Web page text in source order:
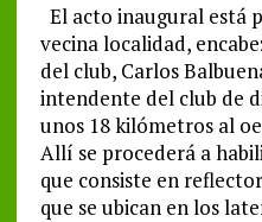
El acto inaugural está
vecina localidad,
del club, Carlos
intendente del club de
unos 18 kilómetros al
Allí se procederá a
que consiste en
que se ubican en los